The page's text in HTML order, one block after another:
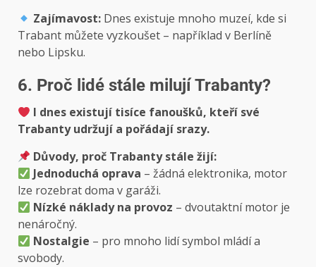
Zajímavost: Dnes existuje mnoho muzeí, kde si
Trabant můžete vyzkoušet – například v Berlíně
nebo Lipsku.
6. Proč lidé stále milují Trabanty?
I dnes existují tisíce fanoušků, kteří své
Trabanty udržují a pořádají srazy.
Důvody, proč Trabanty stále žijí:
Jednoduchá oprava – žádná elektronika, motor
lze rozebrat doma v garáži.
Nízké náklady na provoz – dvoutaktní motor je
nenáročný.
Nostalgie – pro mnoho lidí symbol mládí a
svobody.